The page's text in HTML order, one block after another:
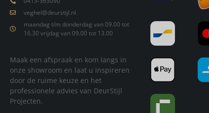
veghel@deurstijl.nl
maandag t/m donderdag van 09.00 tot
16.30 vrijdag van 09.00 tot 13.00
Maak een afspraak en kom langs in
onze showroom en laat u inspireren
door de ruime keuze en het
professionele advies van DeurStijl
Projecten.